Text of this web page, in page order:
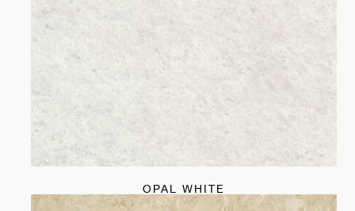
OPAL WHITE